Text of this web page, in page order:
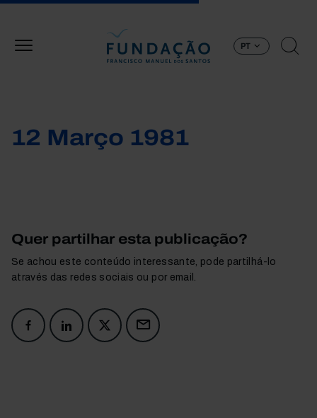
PT
12 Março 1981
Quer partilhar esta publicação?
Se achou este conteúdo interessante, pode partilhá-lo
através das redes sociais ou por email.